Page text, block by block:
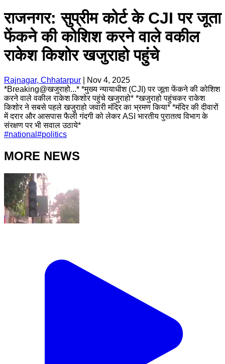
राजनगर: सुप्रीम कोर्ट के CJI पर जूता
फेंकने की कोशिश करने वाले वकील
राकेश किशोर खजुराहो पहुंचे
Rajnagar, Chhatarpur
Nov 4, 2025
*Breaking@खजुराहो...* *मुख्य न्यायाधीश (CJI) पर जूता फेंकने की कोशिश
करने वाले वकील राकेश किशोर पहुंचे खजुराहो* *खजुराहो पहुंचकर राकेश
किशोर ने सबसे पहले खजुराहो जवारी मंदिर का भ्रमण किया* *मंदिर की दीवारों
में दरार और आसपास फैली गंदगी को लेकर ASI भारतीय पुरातत्व विभाग के
संरक्षण पर भी सवाल उठाये*
#national #politics
MORE NEWS